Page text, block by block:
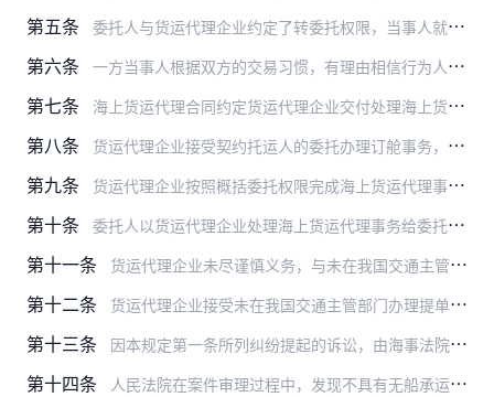
第五条 委托人与货运代理企业约定了转委托权限，当事人就权限范围内的海上货运代理事务主张委托人同意转委托的，人民法院应予支持。
第六条 一方当事人根据双方的交易习惯，有理由相信行为人有权代表对方当事人订立海上货运代理合同，该方当事人依据民法典第一百七十二条的规定主张合同成立的，人民法院应予支持。
第七条 海上货运代理合同约定货运代理企业交付处理海上货运代理事务取得的单证以委托人支付相关费用为条件，货运代理企业以委托人未支付相关费用为由拒绝交付单证的，人民法院应予…
第八条 货运代理企业接受契约托运人的委托办理订舱事务，同时接受实际托运人的委托向承运人交付货物，实际托运人请求货运代理企业交付其取得的提单、海运单或者其他运输单证的，人…
第九条 货运代理企业按照概括委托权限完成海上货运代理事务，请求委托人支付相关合理费用的，人民法院应予支持。
第十条 委托人以货运代理企业处理海上货运代理事务给委托人造成损失为由，主张由货运代理企业承担相应赔偿责任的，人民法院应予支持，但货运代理企业证明其没有过错的除外。
第十一条 货运代理企业未尽谨慎义务，与未在我国交通主管部门办理提单登记的无船承运业务经营者订立海上货物运输合同，造成委托人损失的，应承担相应的赔偿责任。
第十二条 货运代理企业接受未在我国交通主管部门办理提单登记的无船承运业务经营者的委托签发提单，当事人主张由货运代理企业和无船承运业务经营者对提单项下的损失承担连带责任的，…
第十三条 因本规定第一条所列纠纷提起的诉讼，由海事法院管辖。
第十四条 人民法院在案件审理过程中，发现不具有无船承运业务经营资格的货运代理企业违反《中华人民共和国国际海运条例》的规定，以自己的名义签发提单、海运单或者其他运输单证的，…